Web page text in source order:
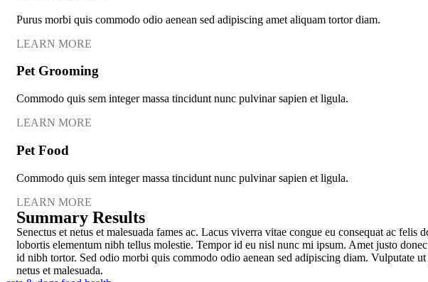
Purus morbi quis commodo odio aenean sed adipiscing amet aliquam tortor diam.
LEARN MORE
Pet Grooming
Commodo quis sem integer massa tincidunt nunc pulvinar sapien et ligula.
LEARN MORE
Pet Food
Commodo quis sem integer massa tincidunt nunc pulvinar sapien et ligula.
LEARN MORE
Summary Results
Senectus et netus et malesuada fames ac. Lacus viverra vitae congue eu consequat ac
lobortis elementum nibh tellus molestie. Tempor id eu nisl nunc mi ipsum. Amet justo
id nibh tortor. Sed odio morbi quis commodo odio aenean sed adipiscing diam. Vulputate
netus et malesuada.